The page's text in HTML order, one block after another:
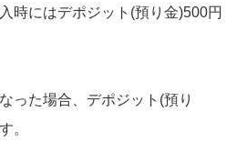
時にはデポジット(預り金)500円
った場合、デポジット(預り
。